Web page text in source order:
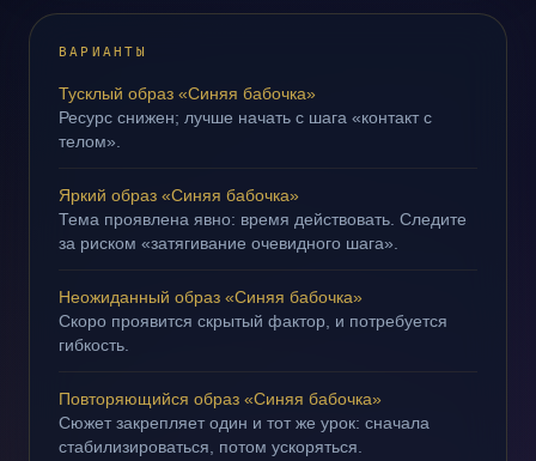
ВАРИАНТЫ
Тусклый образ «Синяя бабочка»
Ресурс снижен; лучше начать с шага «контакт с
телом».
Яркий образ «Синяя бабочка»
Тема проявлена явно: время действовать. Следите
за риском «затягивание очевидного шага».
Неожиданный образ «Синяя бабочка»
Скоро проявится скрытый фактор, и потребуется
гибкость.
Повторяющийся образ «Синяя бабочка»
Сюжет закрепляет один и тот же урок: сначала
стабилизироваться, потом ускоряться.